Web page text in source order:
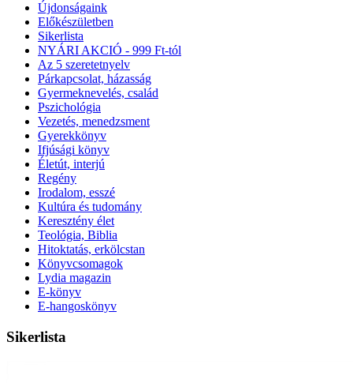
Újdonságaink
Előkészületben
Sikerlista
NYÁRI AKCIÓ - 999 Ft-tól
Az 5 szeretetnyelv
Párkapcsolat, házasság
Gyermeknevelés, család
Pszichológia
Vezetés, menedzsment
Gyerekkönyv
Ifjúsági könyv
Életút, interjú
Regény
Irodalom, esszé
Kultúra és tudomány
Keresztény élet
Teológia, Biblia
Hitoktatás, erkölcstan
Könyvcsomagok
Lydia magazin
E-könyv
E-hangoskönyv
Sikerlista